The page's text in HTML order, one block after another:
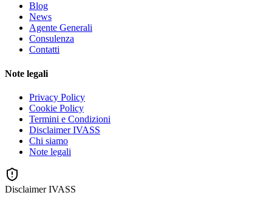
Blog
News
Agente Generali
Consulenza
Contatti
Note legali
Privacy Policy
Cookie Policy
Termini e Condizioni
Disclaimer IVASS
Chi siamo
Note legali
Disclaimer IVASS